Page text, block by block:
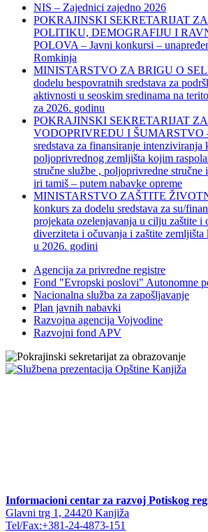
NIS – Zajednici zajedno 2026
POKRAJINSKI SEKRETARIJAT
POLITIKU, DEMOGRAFIJU I
POLOVA – Javni konkursi –
Romkinja
MINISTARSTVO ZA BRIGU O
dodelu bespovratnih sredstava za
aktivnosti u seoskim sredinama na
za 2026. godinu
POKRAJINSKI SEKRETARIJAT
VODOPRIVREDU I ŠUMARSTVO
sredstava za finansiranje intenziviranja
poljoprivrednog zemljišta kojim
stručne službe , poljoprivredne stručne
iri tamiš ‒ putem nabavke opreme
MINISTARSTVO ZAŠTITE
konkurs za dodelu sredstava za su/
projekata ozelenjavanja u cilju zaštite i
diverziteta i očuvanja i zaštite zemljišta
u 2026. godini
Agencija za privredne registre
Fond "Evropski poslovi" Autonomne
Nacionalna služba za zapošljavanje
Plan javnih nabavki
Razvojna agencija Vojvodine
Razvojni fond APV
Informacioni centar za razvoj Potiskog
Glavni trg 1, 24420 Kanjiža
Tel/Fax:+381-24-4873-151